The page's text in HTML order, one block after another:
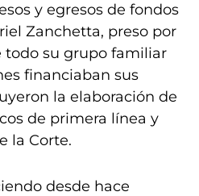
y egresos de fondos
Zanchetta, preso por
todo su grupo familiar
financiaban sus
la elaboración de
de primera línea y
la Corte.
desde hace